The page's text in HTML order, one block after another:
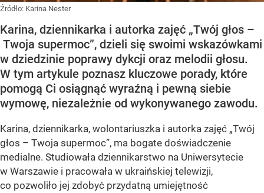
Źródło: Karina Nester
Karina, dziennikarka i autorka zajęć „Twój głos –
Twoja supermoc”, dzieli się swoimi wskazówkami
w dziedzinie poprawy dykcji oraz melodii głosu.
W tym artykule poznasz kluczowe porady, które
pomogą Ci osiągnąć wyraźną i pewną siebie
wymowę, niezależnie od wykonywanego zawodu.
Karina, dziennikarka, wolontariuszka i autorka zajęć „Twój
głos – Twoja supermoc”, ma bogate doświadczenie
medialne. Studiowała dziennikarstwo na Uniwersytecie
w Warszawie i pracowała w ukraińskiej telewizji,
co pozwoliło jej zdobyć przydatną umiejętność